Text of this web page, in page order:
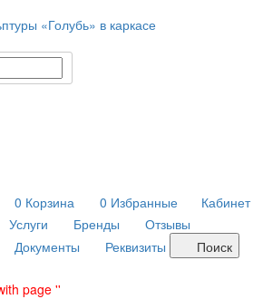
«Голубь» в каркасе
0 Корзина 0 Избранные
Кабинет
Услуги Бренды
Отзывы
Документы Реквизиты
Поиск
page ''